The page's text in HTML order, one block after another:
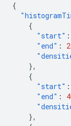
{
{
"start" :
"end" :
},
{
"start" :
"end" :
},